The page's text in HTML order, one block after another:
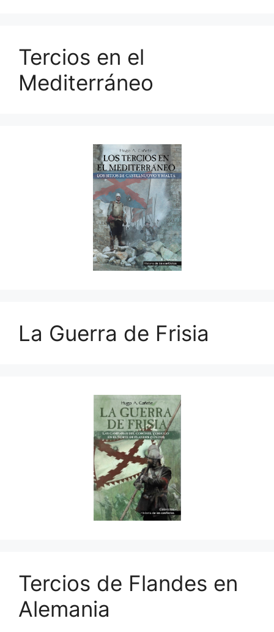
Tercios en el
Mediterráneo
La Guerra de Frisia
Tercios de Flandes en
Alemania